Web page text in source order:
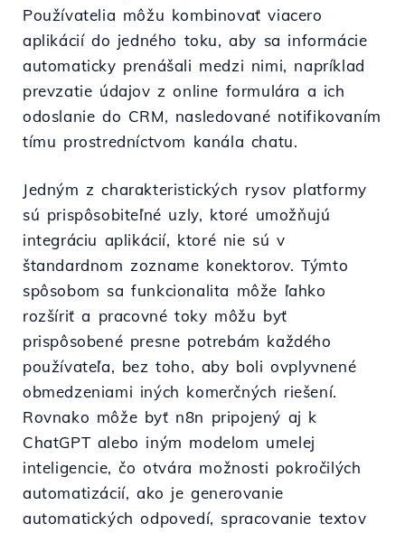
Používatelia môžu kombinovať viacero
aplikácií do jedného toku, aby sa informácie
automaticky prenášali medzi nimi, napríklad
prevzatie údajov z online formulára a ich
odoslanie do CRM, nasledované notifikovaním
tímu prostredníctvom kanála chatu.
Jedným z charakteristických rysov platformy
sú prispôsobiteľné uzly, ktoré umožňujú
integráciu aplikácií, ktoré nie sú v
štandardnom zozname konektorov. Týmto
spôsobom sa funkcionalita môže ľahko
rozšíriť a pracovné toky môžu byť
prispôsobené presne potrebám každého
používateľa, bez toho, aby boli ovplyvnené
obmedzeniami iných komerčných riešení.
Rovnako môže byť n8n pripojený aj k
ChatGPT alebo iným modelom umelej
inteligencie, čo otvára možnosti pokročilých
automatizácií, ako je generovanie
automatických odpovedí, spracovanie textov